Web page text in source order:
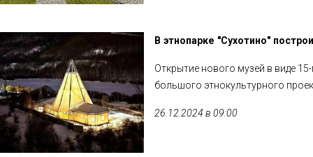
В этнопарке "Сухотино"
Открытие нового музей в виде
большого этнокультурного
26.12.2024 в 09:00